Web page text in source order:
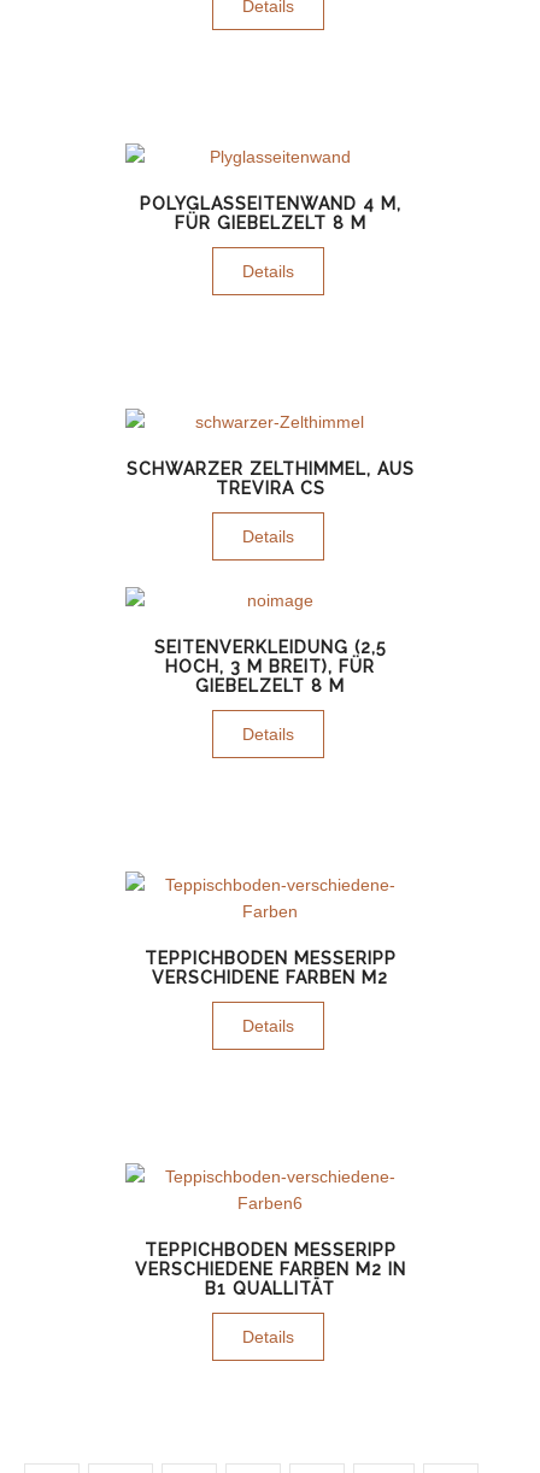
Details
POLYGLASSEITENWAND 4 M,
FÜR GIEBELZELT 8 M
Details
SCHWARZER ZELTHIMMEL, AUS
TREVIRA CS
Details
SEITENVERKLEIDUNG (2,5
HOCH, 3 M BREIT), FÜR
GIEBELZELT 8 M
Details
TEPPICHBODEN MESSERIPP
VERSCHIDENE FARBEN M2
Details
TEPPICHBODEN MESSERIPP
VERSCHIEDENE FARBEN M2 IN
B1 QUALLITÄT
Details